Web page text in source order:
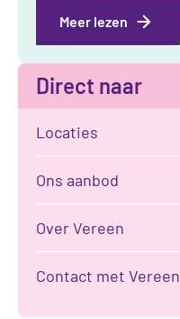
Meer lezen
Direct naar
Locaties
Ons aanbod
Over Vereen
Contact met Vereen